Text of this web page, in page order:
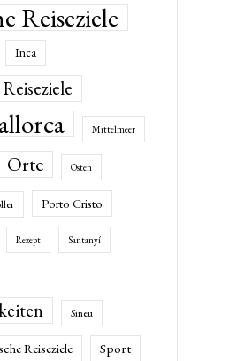
Reiseziele
Inca
Mittelmeer
Orte Osten
Porto Cristo
Rezept Santanyí
Sineu
Reiseziele Sport